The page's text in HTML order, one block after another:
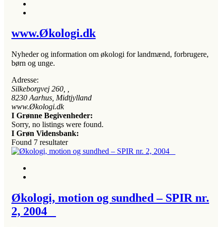
www.Økologi.dk
Nyheder og information om økologi for landmænd, forbrugere,
børn og unge.
Adresse:
Silkeborgvej 260
8230 Aarhus, Midtjylland
www.Økologi.dk
I Grønne Begivenheder:
Sorry, no listings were found.
I Grøn Vidensbank:
Found 7 resultater
Økologi, motion og sundhed – SPIR nr.
2, 2004